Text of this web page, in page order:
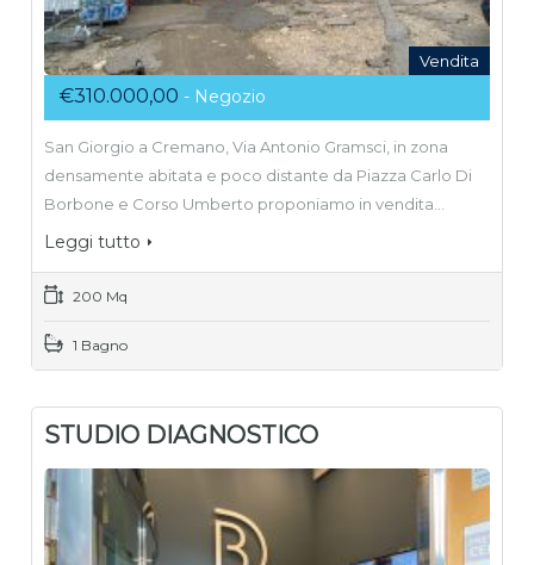
Vendita
€310.000,00 - Negozio
San Giorgio a Cremano, Via Antonio Gramsci, in zona
densamente abitata e poco distante da Piazza Carlo Di
Borbone e Corso Umberto proponiamo in vendita…
Leggi tutto
200 Mq
1 Bagno
STUDIO DIAGNOSTICO